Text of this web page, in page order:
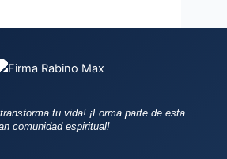
tu vida! ¡Forma parte de esta
comunidad espiritual!